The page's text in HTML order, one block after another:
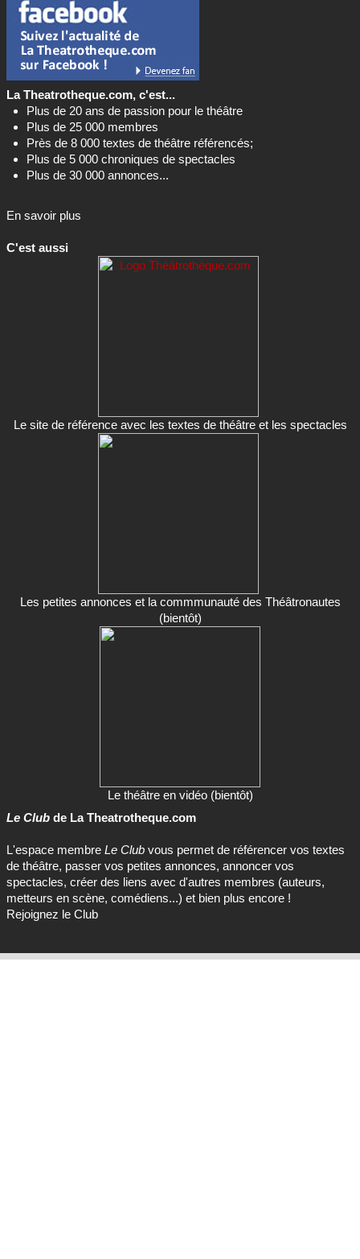
La Theatrotheque.com, c'est...
Plus de 20 ans de passion pour le théâtre
Plus de 25 000 membres
Près de 8 000 textes de théâtre référencés;
Plus de 5 000 chroniques de spectacles
Plus de 30 000 annonces...
En savoir plus
C'est aussi
Le site de référence avec les textes de théâtre et les spectacles
Les petites annonces et la commmunauté des Théâtronautes
(bientôt)
Le théâtre en vidéo (bientôt)
Le Club de La Theatrotheque.com
L'espace membre Le Club vous permet de référencer vos textes
de théâtre, passer vos petites annonces, annoncer vos
spectacles, créer des liens avec d'autres membres (auteurs,
metteurs en scène, comédiens...) et bien plus encore !
Rejoignez le Club